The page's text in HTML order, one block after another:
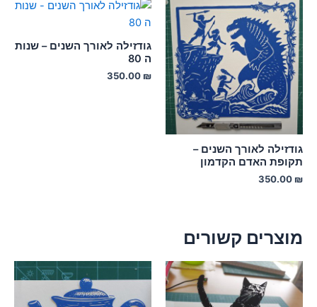
גודזילה לאורך השנים –
תקופת האדם הקדמון
350.00 ₪
גודזילה לאורך השנים – שנות
ה 80
350.00 ₪
מוצרים קשורים